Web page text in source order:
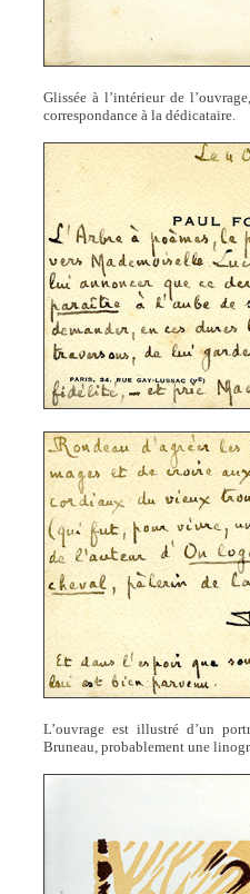
Glissée à l’intérieur de
correspondance à la dédicataire.
L’ouvrage est illustré d’un
Bruneau, probablement une